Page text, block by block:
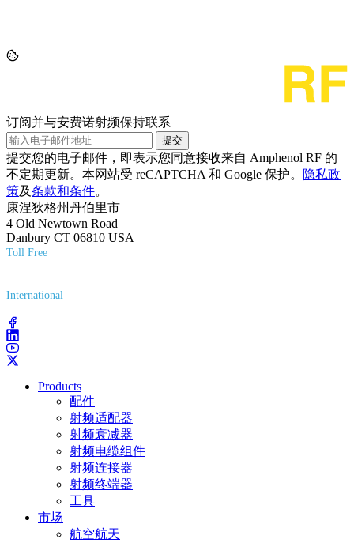
订阅并与安费诺射频保持联系
提交
提交您的电子邮件，即表示您同意接收来自 Amphenol RF 的
不定期更新。本网站受 reCAPTCHA 和 Google 保护。
隐私政
策及条款和条件。
康涅狄格州丹伯里市
4 Old Newtown Road
Danbury CT 06810 USA
Toll Free
International
Products
配件
射频适配器
射频衰减器
射频电缆组件
射频连接器
射频终端器
工具
市场
航空航天